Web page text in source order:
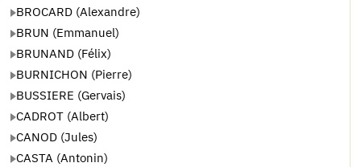
BROCARD (Alexandre)
BRUN (Emmanuel)
BRUNAND (Félix)
BURNICHON (Pierre)
BUSSIERE (Gervais)
CADROT (Albert)
CANOD (Jules)
CASTA (Antonin)